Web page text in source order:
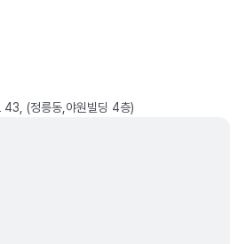
43, (정릉동,야원빌딩 4층)